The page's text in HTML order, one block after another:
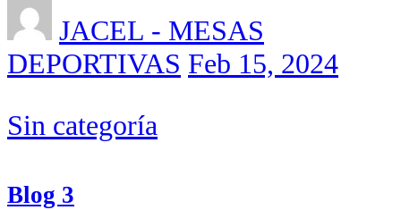
JACEL - MESAS
DEPORTIVAS Feb 15, 2024
Sin categoría
Blog 3